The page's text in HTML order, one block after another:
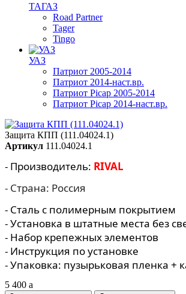
ТАГАЗ
Road Partner
Tager
Tingo
УАЗ
Патриот 2005-2014
Патриот 2014-наст.вр.
Патриот Picap 2005-2014
Патриот Picap 2014-наст.вр.
Защита КПП (111.04024.1)
Артикул 111.04024.1
- Производитель: RIVAL
- Страна: Россия
- Сталь с полимерным покрытием
- Установка в штатные места без
- Набор крепежных элементов
- Инструкция по установке
- Упаковка: пузырьковая пленка +
5 400 a